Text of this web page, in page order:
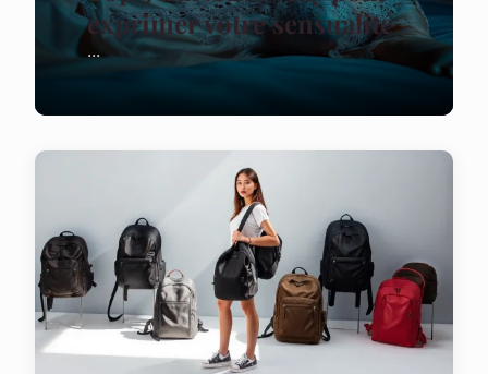
exprimer votre sensualité
...